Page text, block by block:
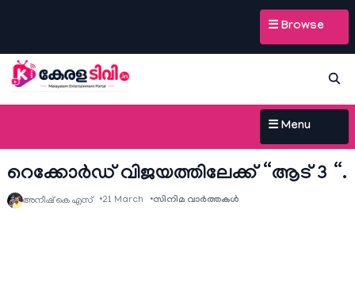
☰ Browse
☰ Menu
റെക്കോർഡ് വിജയത്തിലേക്ക് “ആട് 3 “.
അനീഷ്‌ കെ എസ് 21 March സിനിമ വാര്‍ത്തകള്‍